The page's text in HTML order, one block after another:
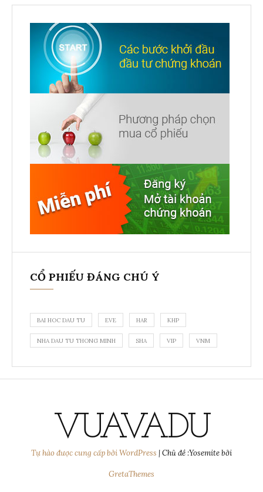
CỔ PHIẾU ĐÁNG CHÚ Ý
BAI HOC DAU TU EVE HAR KHP
NHA DAU TU THONG MINH SHA VIP VNM
VUAVADU
Tự hào được cung cấp bởi WordPress |Chủ đề :Yosemite bởi
GretaThemes